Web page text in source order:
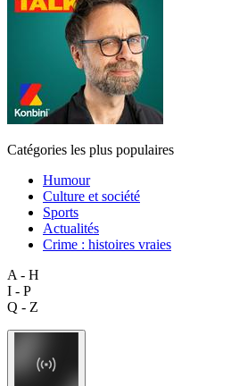
Catégories les plus populaires
Humour
Culture et société
Sports
Actualités
Crime : histoires vraies
A - H
I - P
Q - Z